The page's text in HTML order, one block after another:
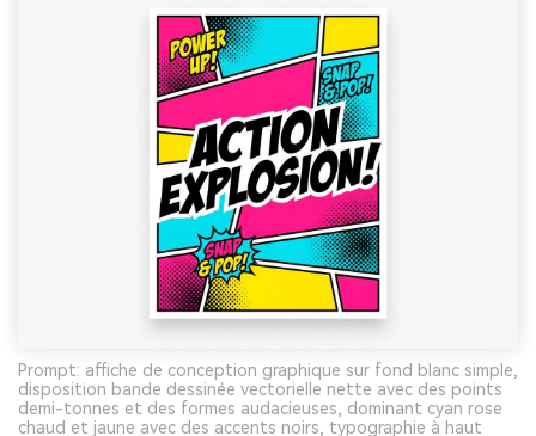
Prompt: affiche de conception graphique sur fond blanc simple,
disposition bande dessinée vectorielle nette avec des points
demi-tonnes et des formes audacieuses, dominant cyan rose
chaud et jaune avec des accents noirs, typographie à haut